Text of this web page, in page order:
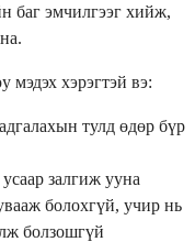
баг эмчилгээг хийж,
мэдэх хэрэгтэй вэ:
тулд өдөр бүр
залгиж ууна
болохгүй, учир нь
болзошгүй